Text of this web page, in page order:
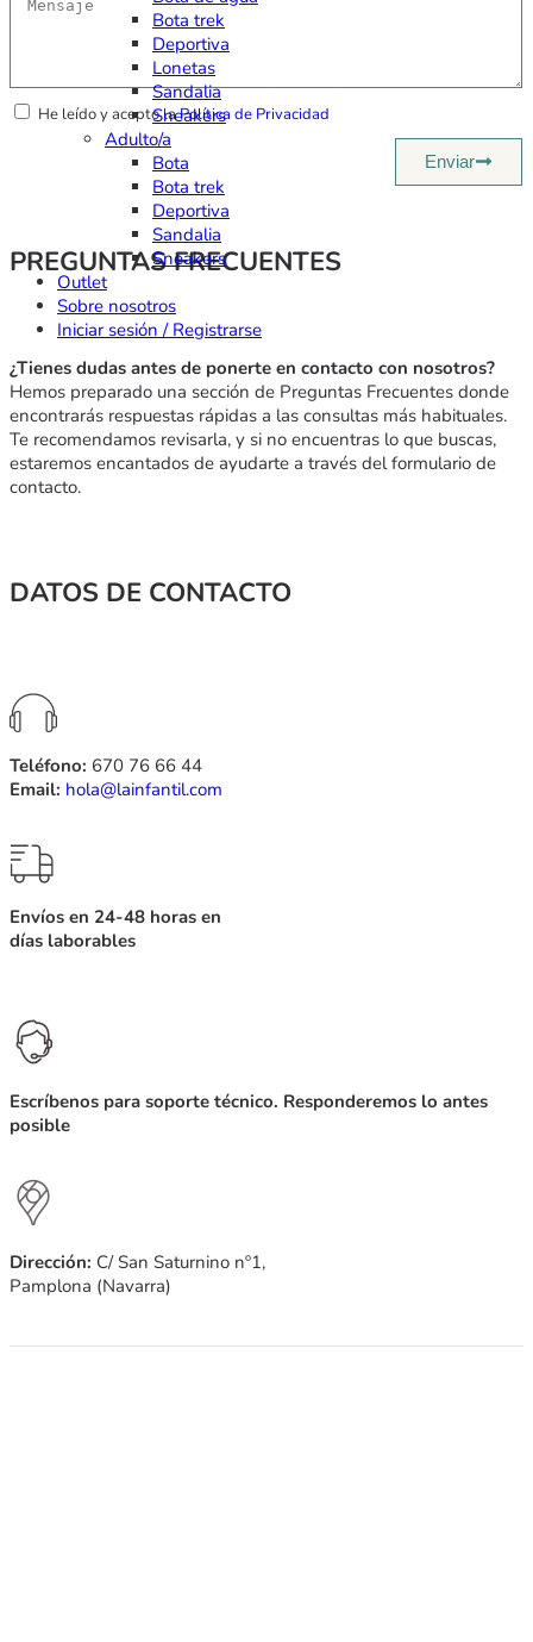
He leído y acepto laPolítica de Privacidad
Enviar
PREGUNTAS FRECUENTES
¿Tienes dudas antes de ponerte en contacto con nosotros?
Hemos preparado una sección de Preguntas Frecuentes donde
encontrarás respuestas rápidas a las consultas más habituales.
Te recomendamos revisarla, y si no encuentras lo que buscas,
estaremos encantados de ayudarte a través del formulario de
contacto.
DATOS DE CONTACTO
Teléfono: 670 76 66 44
Email: hola@lainfantil.com
Envíos en 24-48 horas en
días laborables
Escríbenos para soporte técnico. Responderemos lo antes
posible
Dirección: C/ San Saturnino nº1,
Pamplona (Navarra)
Bota trek
Deportiva
Lonetas
Sandalia
Sneakers
Adulto/a
Bota
Bota trek
Deportiva
Sandalia
Sneakers
Outlet
Sobre nosotros
Iniciar sesión / Registrarse